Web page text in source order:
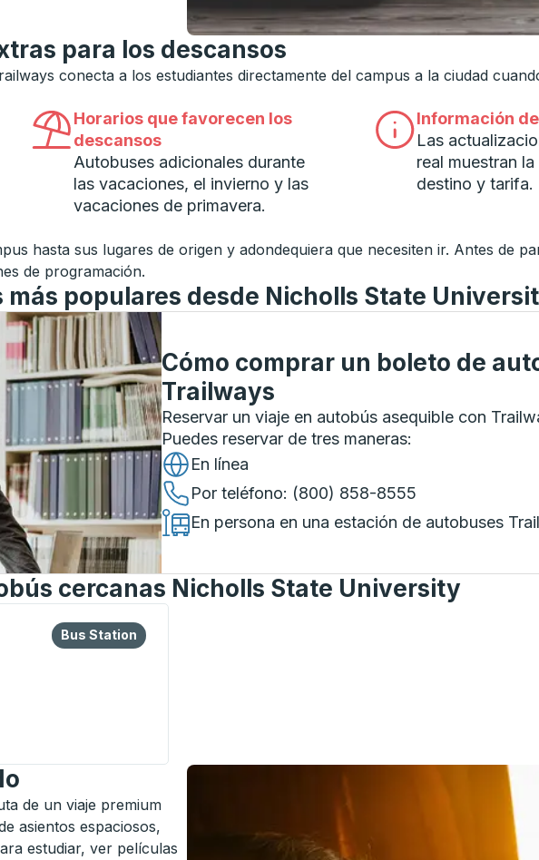
para los descansos
conecta a los estudiantes directamente del campus a la ciudad
Horarios que favorecen los
descansos
Autobuses adicionales durante
las vacaciones, el invierno y las
vacaciones de primavera.
Información
Las
real muestran
destino y tarifa.
hasta sus lugares de origen y adondequiera que necesiten ir. Antes de
de programación.
más populares desde Nicholls State
Cómo comprar un boleto de
Trailways
Reservar un viaje en autobús asequible con
Puedes reservar de tres maneras:
En línea
Por teléfono: (800) 858-8555
En persona en una estación de autobuses
cercanas Nicholls State University
tabulador para explorar más sobre esta estación de autobuses.
Bus Station
Bus Station
de un viaje premium
asientos espaciosos,
estudiar, ver películas